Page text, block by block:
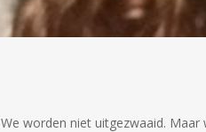
worden niet uitgezwaaid.